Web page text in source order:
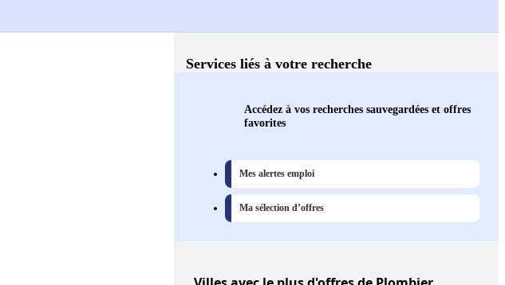
Services liés à votre recherche
Accédez à vos recherches sauvegardées et offres
favorites
Mes alertes emploi
Ma sélection d’offres